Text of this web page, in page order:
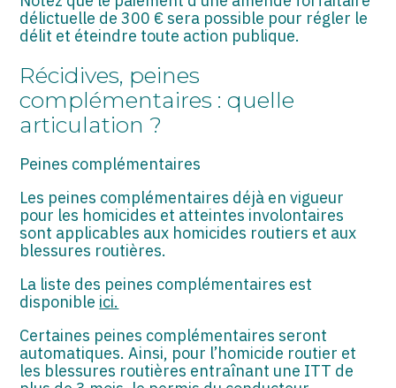
délictuelle de 300 € sera possible pour régler le
délit et éteindre toute action publique.
Récidives, peines
complémentaires : quelle
articulation ?
Peines complémentaires
Les peines complémentaires déjà en vigueur
pour les homicides et atteintes involontaires
sont applicables aux homicides routiers et aux
blessures routières.
La liste des peines complémentaires est
disponible ici.
Certaines peines complémentaires seront
automatiques. Ainsi, pour l’homicide routier et
les blessures routières entraînant une ITT de